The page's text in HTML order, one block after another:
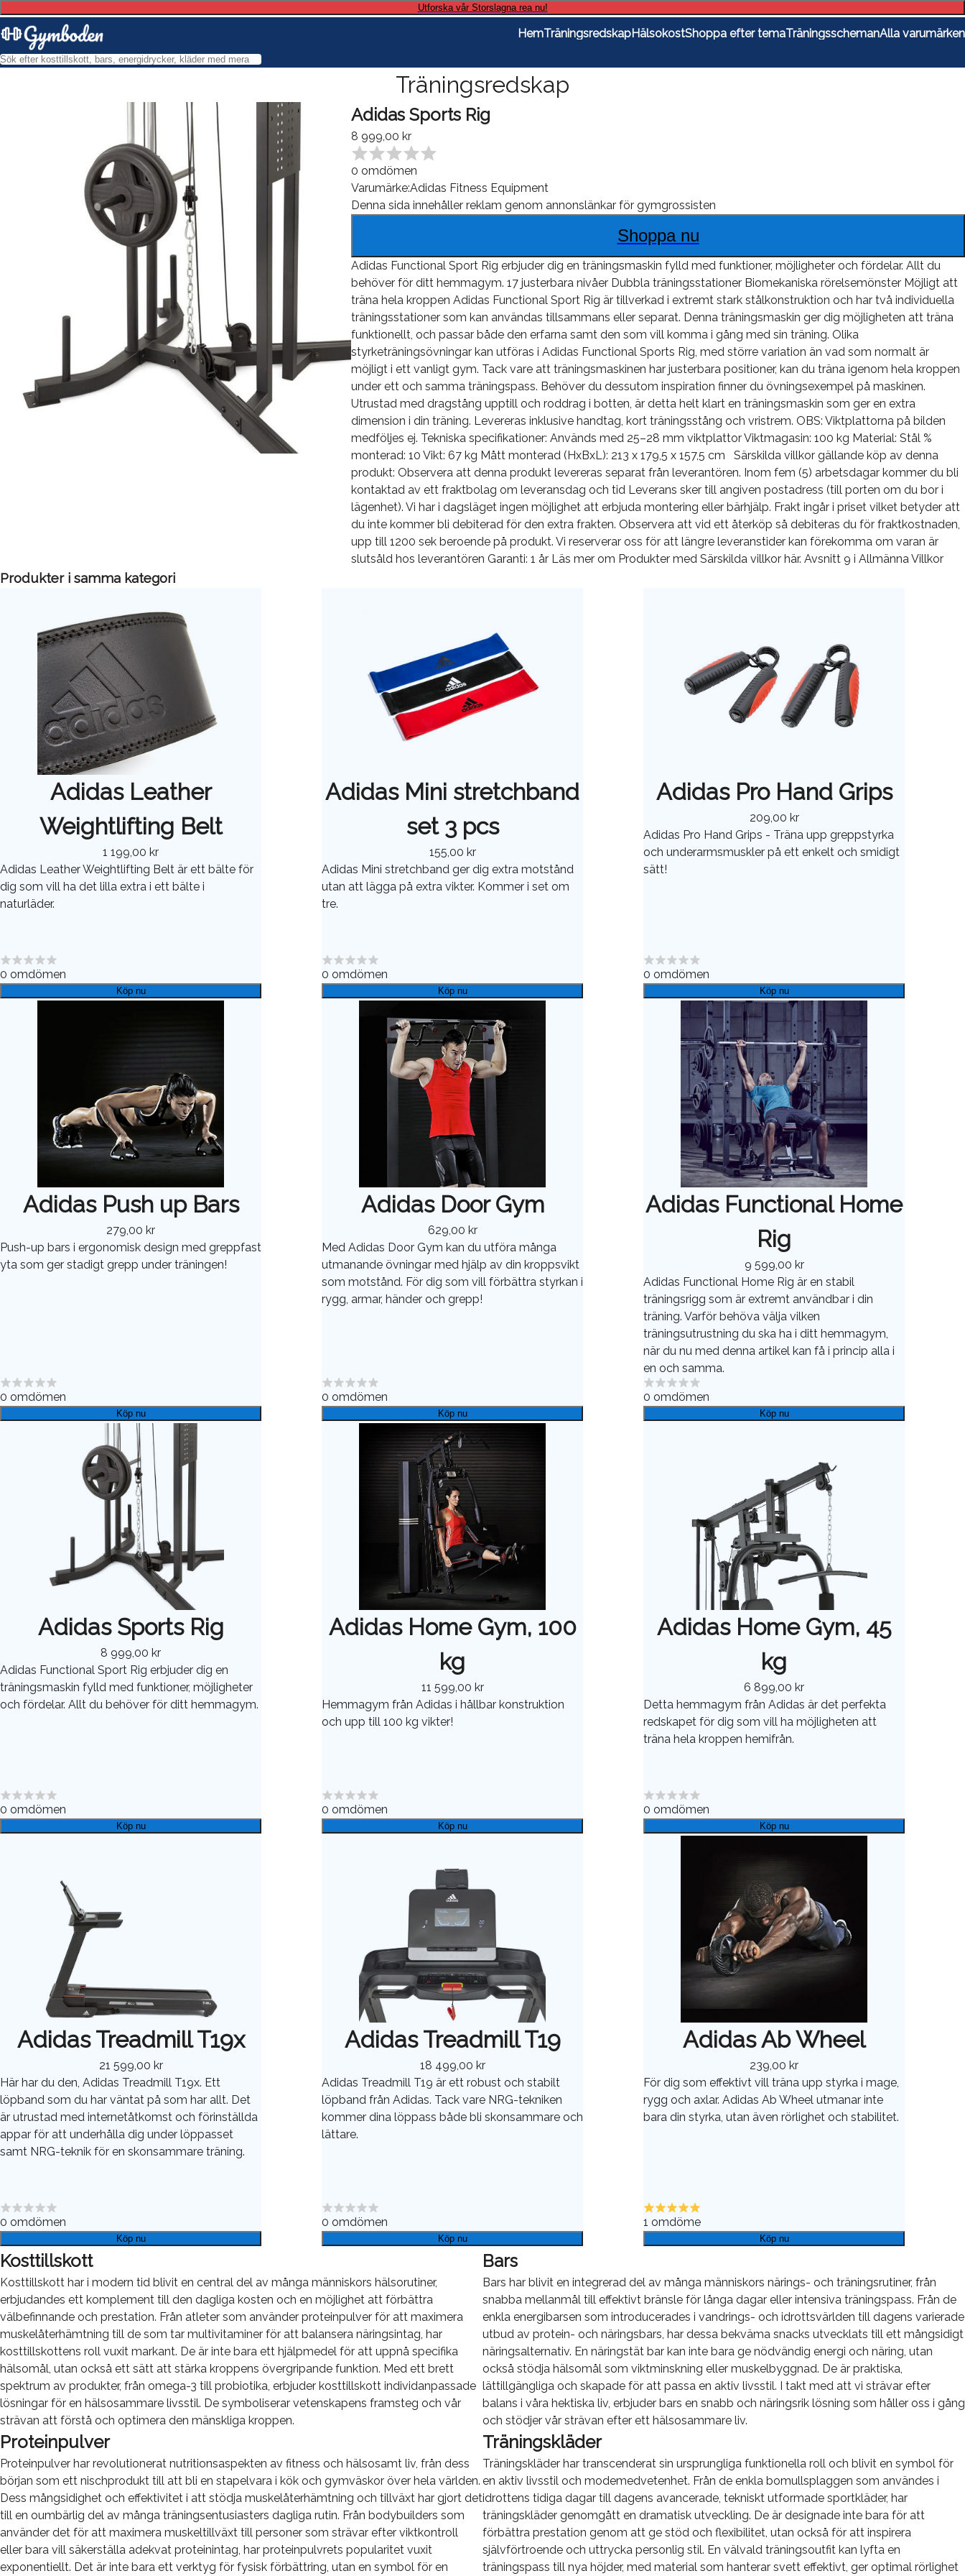
Utforska vår Storslagna rea nu!
HemTräningsredskapHälsokostShoppa efter temaTräningsschemanAlla varumärken
Träningsredskap
Adidas Sports Rig
8 999,00 kr
0 omdömen
Varumärke:Adidas Fitness Equipment
Denna sida innehåller reklam genom annonslänkar för gymgrossisten
Shoppa nu
Adidas Functional Sport Rig erbjuder dig en träningsmaskin fylld med funktioner, möjligheter och fördelar. Allt du
behöver för ditt hemmagym. 17 justerbara nivåer Dubbla träningsstationer Biomekaniska rörelsemönster Möjligt att
träna hela kroppen Adidas Functional Sport Rig är tillverkad i extremt stark stålkonstruktion och har två individuella
träningsstationer som kan användas tillsammans eller separat. Denna träningsmaskin ger dig möjligheten att träna
funktionellt, och passar både den erfarna samt den som vill komma i gång med sin träning. Olika
styrketräningsövningar kan utföras i Adidas Functional Sports Rig, med större variation än vad som normalt är
möjligt i ett vanligt gym. Tack vare att träningsmaskinen har justerbara positioner, kan du träna igenom hela kroppen
under ett och samma träningspass. Behöver du dessutom inspiration finner du övningsexempel på maskinen.
Utrustad med dragstång upptill och roddrag i botten, är detta helt klart en träningsmaskin som ger en extra
dimension i din träning. Levereras inklusive handtag, kort träningsstång och vristrem. OBS: Viktplattorna på bilden
medföljes ej. Tekniska specifikationer: Används med 25–28 mm viktplattor Viktmagasin: 100 kg Material: Stål %
monterad: 10 Vikt: 67 kg Mått monterad (HxBxL): 213 x 179,5 x 157,5 cm Särskilda villkor gällande köp av denna
produkt: Observera att denna produkt levereras separat från leverantören. Inom fem (5) arbetsdagar kommer du bli
kontaktad av ett fraktbolag om leveransdag och tid Leverans sker till angiven postadress (till porten om du bor i
lägenhet). Vi har i dagsläget ingen möjlighet att erbjuda montering eller bärhjälp. Frakt ingår i priset vilket betyder att
du inte kommer bli debiterad för den extra frakten. Observera att vid ett återköp så debiteras du för fraktkostnaden,
upp till 1200 sek beroende på produkt. Vi reserverar oss för att längre leveranstider kan förekomma om varan är
slutsåld hos leverantören Garanti: 1 år Läs mer om Produkter med Särskilda villkor här. Avsnitt 9 i Allmänna Villkor
Produkter i samma kategori
Adidas Leather
Weightlifting Belt
1 199,00 kr
Adidas Leather Weightlifting Belt är ett bälte för
dig som vill ha det lilla extra i ett bälte i
naturläder.
0 omdömen
Köp nu
Adidas Mini stretchband
set 3 pcs
155,00 kr
Adidas Mini stretchband ger dig extra motstånd
utan att lägga på extra vikter. Kommer i set om
tre.
0 omdömen
Köp nu
Adidas Pro Hand Grips
209,00 kr
Adidas Pro Hand Grips - Träna upp greppstyrka
och underarmsmuskler på ett enkelt och smidigt
sätt!
0 omdömen
Köp nu
Adidas Push up Bars
279,00 kr
Push-up bars i ergonomisk design med greppfast
yta som ger stadigt grepp under träningen!
0 omdömen
Köp nu
Adidas Door Gym
629,00 kr
Med Adidas Door Gym kan du utföra många
utmanande övningar med hjälp av din kroppsvikt
som motstånd. För dig som vill förbättra styrkan i
rygg, armar, händer och grepp!
0 omdömen
Köp nu
Adidas Functional Home
Rig
9 599,00 kr
Adidas Functional Home Rig är en stabil
träningsrigg som är extremt användbar i din
träning. Varför behöva välja vilken
träningsutrustning du ska ha i ditt hemmagym,
när du nu med denna artikel kan få i princip alla i
en och samma.
0 omdömen
Köp nu
Adidas Sports Rig
8 999,00 kr
Adidas Functional Sport Rig erbjuder dig en
träningsmaskin fylld med funktioner, möjligheter
och fördelar. Allt du behöver för ditt hemmagym.
0 omdömen
Köp nu
Adidas Home Gym, 100
kg
11 599,00 kr
Hemmagym från Adidas i hållbar konstruktion
och upp till 100 kg vikter!
0 omdömen
Köp nu
Adidas Home Gym, 45
kg
6 899,00 kr
Detta hemmagym från Adidas är det perfekta
redskapet för dig som vill ha möjligheten att
träna hela kroppen hemifrån.
0 omdömen
Köp nu
Adidas Treadmill T19x
21 599,00 kr
Här har du den, Adidas Treadmill T19x. Ett
löpband som du har väntat på som har allt. Det
är utrustad med internetåtkomst och förinställda
appar för att underhålla dig under löppasset
samt NRG-teknik för en skonsammare träning.
0 omdömen
Köp nu
Adidas Treadmill T19
18 499,00 kr
Adidas Treadmill T19 är ett robust och stabilt
löpband från Adidas. Tack vare NRG-tekniken
kommer dina löppass både bli skonsammare och
lättare.
0 omdömen
Köp nu
Adidas Ab Wheel
239,00 kr
För dig som effektivt vill träna upp styrka i mage,
rygg och axlar. Adidas Ab Wheel utmanar inte
bara din styrka, utan även rörlighet och stabilitet.
1 omdöme
Köp nu
Kosttillskott
Kosttillskott har i modern tid blivit en central del av många människors hälsorutiner,
erbjudandes ett komplement till den dagliga kosten och en möjlighet att förbättra
välbefinnande och prestation. Från atleter som använder proteinpulver för att maximera
muskelåterhämtning till de som tar multivitaminer för att balansera näringsintag, har
kosttillskottens roll vuxit markant. De är inte bara ett hjälpmedel för att uppnå specifika
hälsomål, utan också ett sätt att stärka kroppens övergripande funktion. Med ett brett
spektrum av produkter, från omega-3 till probiotika, erbjuder kosttillskott individanpassade
lösningar för en hälsosammare livsstil. De symboliserar vetenskapens framsteg och vår
strävan att förstå och optimera den mänskliga kroppen.
Bars
Bars har blivit en integrerad del av många människors närings- och träningsrutiner, från
snabba mellanmål till effektivt bränsle för långa dagar eller intensiva träningspass. Från de
enkla energibarsen som introducerades i vandrings- och idrottsvärlden till dagens varierade
utbud av protein- och näringsbars, har dessa bekväma snacks utvecklats till ett mångsidigt
näringsalternativ. En näringstät bar kan inte bara ge nödvändig energi och näring, utan
också stödja hälsomål som viktminskning eller muskelbyggnad. De är praktiska,
lättillgängliga och skapade för att passa en aktiv livsstil. I takt med att vi strävar efter
balans i våra hektiska liv, erbjuder bars en snabb och näringsrik lösning som håller oss i gång
och stödjer vår strävan efter ett hälsosammare liv.
Proteinpulver
Proteinpulver har revolutionerat nutritionsaspekten av fitness och hälsosamt liv, från dess
början som ett nischprodukt till att bli en stapelvara i kök och gymväskor över hela världen.
Dess mångsidighet och effektivitet i att stödja muskelåterhämtning och tillväxt har gjort det
till en oumbärlig del av många träningsentusiasters dagliga rutin. Från bodybuilders som
använder det för att maximera muskeltillväxt till personer som strävar efter viktkontroll
eller bara vill säkerställa adekvat proteinintag, har proteinpulvrets popularitet vuxit
exponentiellt. Det är inte bara ett verktyg för fysisk förbättring, utan en symbol för en
Träningskläder
Träningskläder har transcenderat sin ursprungliga funktionella roll och blivit en symbol för
en aktiv livsstil och modemedvetenhet. Från de enkla bomullsplaggen som användes i
idrottens tidiga dagar till dagens avancerade, tekniskt utformade sportkläder, har
träningskläder genomgått en dramatisk utveckling. De är designade inte bara för att
förbättra prestation genom att ge stöd och flexibilitet, utan också för att inspirera
självförtroende och uttrycka personlig stil. En välvald träningsoutfit kan lyfta en
träningspass till nya höjder, med material som hanterar svett effektivt, ger optimal rörlighet